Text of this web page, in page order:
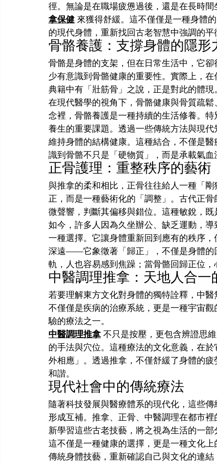
徑。無論是在職場疲憊過後，還是在長時
拿保健 來獲得舒緩。這不僅僅是一種身體
的現代身體，重新找回古老智慧中強調的平
骨骼養護：支撐身體的隱形
骨骼是身體的支架，但在日常生活中，它
少有意識到骨骼健康的重要性。實際上，
典籍中有「壯筋骨」之說，正是對此的體現
在現代醫學的視角下，骨骼健康與骨質疏
念裡，骨骼養護是一種持續的生活修養。
養生的重要課題。透過一些傳統方法與現
維持身體的結構健康。這種結合，不僅是
識到骨骼不只是「硬物質」，而是承載氣
正骨護理：重整秩序的藝術
與推拿的柔和相比，正骨往往給人一種「
正，而是一種藝術化的「調整」。古代正
微聲響，判斷其偏移與錯位。這種敏銳，
如今，許多人因為久坐辦公、缺乏運動，
一種選擇。它讓身體重新回到應有的秩序
深遠——它象徵著「歸正」，不僅是身體的
軌，人也容易感到焦躁；當骨骼回歸正位
中醫調理推拿：天地人合一
若要理解東方文化對身體的獨特詮釋，中
不僅僅是疾病的治療系統，更是一種宇宙
驗的療法之一。
中醫調理推拿 不只是按壓，更包含辨證思
的手法與穴位。這種療法的文化意義，在
外相應」。透過推拿，不僅舒緩了身體的
和諧。
現代社會中的傳統療法
隨著科技發展與醫療體系的現代化，這些
形成互補。推拿、正骨、中醫調理在都市
新學習這些古老技藝，將之視為生活的一部
這不僅是一種健康的選擇，更是一種文化
傳統身體技藝，重新確認自己與文化的連